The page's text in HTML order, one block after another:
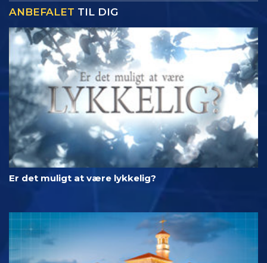
ANBEFALET TIL DIG
Er det muligt at være lykkelig?